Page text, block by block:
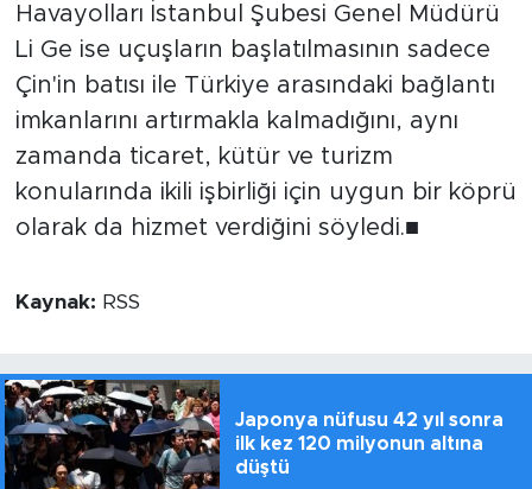
Havayolları İstanbul Şubesi Genel Müdürü
Li Ge ise uçuşların başlatılmasının sadece
Çin'in batısı ile Türkiye arasındaki bağlantı
imkanlarını artırmakla kalmadığını, aynı
zamanda ticaret, kütür ve turizm
konularında ikili işbirliği için uygun bir köprü
olarak da hizmet verdiğini söyledi.■
Kaynak: RSS
Japonya nüfusu 42 yıl sonra
ilk kez 120 milyonun altına
düştü